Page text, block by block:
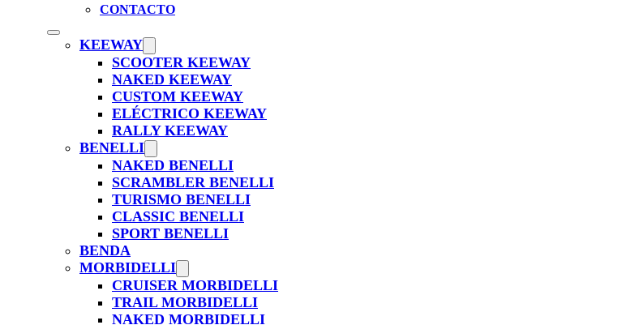
CONTACTO
KEEWAY
SCOOTER KEEWAY
NAKED KEEWAY
CUSTOM KEEWAY
ELÉCTRICO KEEWAY
RALLY KEEWAY
BENELLI
NAKED BENELLI
SCRAMBLER BENELLI
TURISMO BENELLI
CLASSIC BENELLI
SPORT BENELLI
BENDA
MORBIDELLI
CRUISER MORBIDELLI
TRAIL MORBIDELLI
NAKED MORBIDELLI